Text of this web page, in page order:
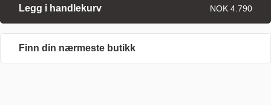
Legg i handlekurv NOK 4.790
Finn din nærmeste butikk